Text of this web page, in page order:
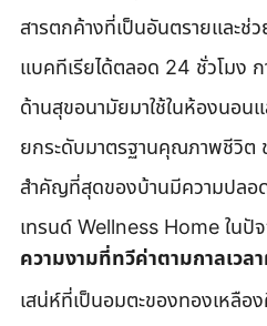
สารตกค้างที่เป็นอันตรายและช่
แบคทีเรียได้ตลอด 24 ชั่วโมง
ด้านสุขอนามัยมาใช้ในห้องนอน
ยกระดับมาตรฐานคุณภาพชีวิ
สำคัญที่สุดของบ้านมีความปล
เทรนด์ Wellness Home ในปั
ความงามที่ทวีค่าตามกาลเว
เสน่ห์ที่เป็นอมตะของทองเหลือ